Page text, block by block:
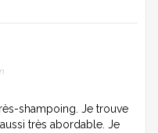
shampoing. Je trouve
très abordable. Je